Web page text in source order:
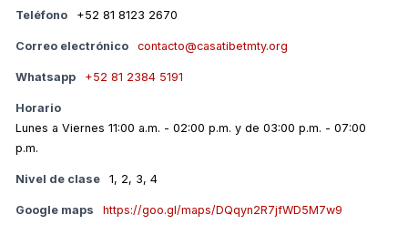
Teléfono +52 81 8123 2670
Correo electrónico contacto@casatibetmty.org
Whatsapp +52 81 2384 5191
Horario
Lunes a Viernes 11:00 a.m. - 02:00 p.m. y de 03:00 p.m. - 07:00
p.m.
Nivel de clase 1, 2, 3, 4
Google maps https://goo.gl/maps/DQqyn2R7jfWD5M7w9